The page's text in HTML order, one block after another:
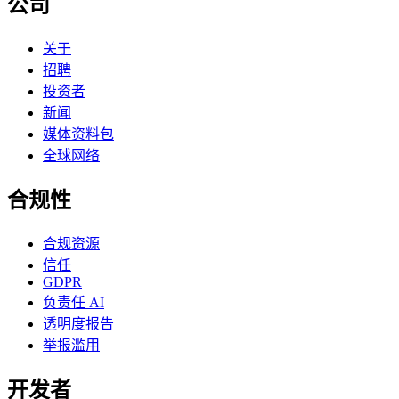
公司
关于
招聘
投资者
新闻
媒体资料包
全球网络
合规性
合规资源
信任
GDPR
负责任 AI
透明度报告
举报滥用
开发者